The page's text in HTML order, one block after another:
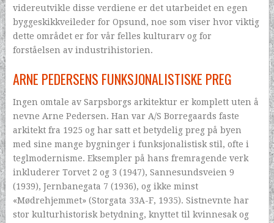
videreutvikle disse verdiene er det utarbeidet en egen
byggeskikkveileder for Opsund, noe som viser hvor viktig
dette området er for vår felles kulturarv og for
forståelsen av industrihistorien.
ARNE PEDERSENS FUNKSJONALISTISKE PREG
Ingen omtale av Sarpsborgs arkitektur er komplett uten å
nevne Arne Pedersen. Han var A/S Borregaards faste
arkitekt fra 1925 og har satt et betydelig preg på byen
med sine mange bygninger i funksjonalistisk stil, ofte i
teglmodernisme. Eksempler på hans fremragende verk
inkluderer Torvet 2 og 3 (1947), Sannesundsveien 9
(1939), Jernbanegata 7 (1936), og ikke minst
«Mødrehjemmet» (Storgata 33A-F, 1935). Sistnevnte har
stor kulturhistorisk betydning, knyttet til kvinnesak og